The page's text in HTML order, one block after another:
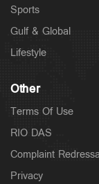
Sports
Gulf & Global
Lifestyle
Other
Terms Of Use
RIO DAS
Complaint
Privacy